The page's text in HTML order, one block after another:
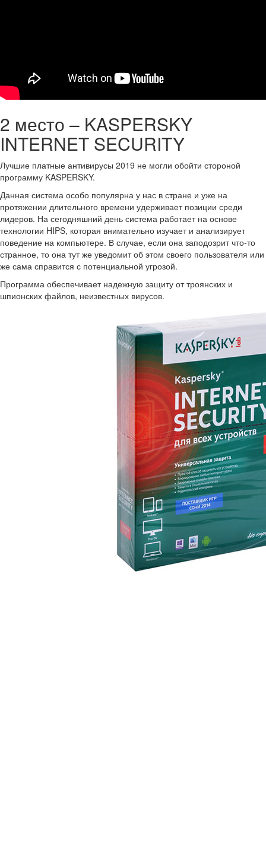
2 место – KASPERSKY
INTERNET SECURITY
Лучшие платные антивирусы 2019 не могли обойти стороной
программу KASPERSKY.
Данная система особо популярна у нас в стране и уже на
протяжении длительного времени удерживает позиции среди
лидеров. На сегодняшний день система работает на основе
технологии HIPS, которая внимательно изучает и анализирует
поведение на компьютере. В случае, если она заподозрит что-то
странное, то она тут же уведомит об этом своего пользователя или
же сама справится с потенциальной угрозой.
Программа обеспечивает надежную защиту от троянских и
шпионских файлов, неизвестных вирусов.